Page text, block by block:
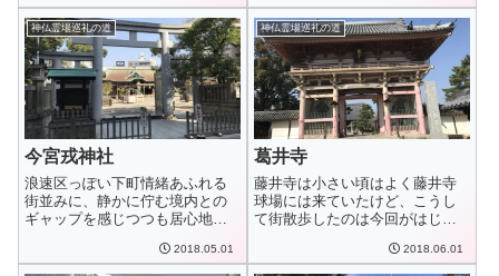
神仏霊場巡礼の道
今宮戎神社
浪速区っぽい下町情緒あふれる
街並みに、静かに佇む境内との
ギャップを感じつつも居心地が
2018.05.01
神仏霊場巡礼の道
葛井寺
藤井寺は小さい頃はよく藤井寺
球場には来ていたけど、こうし
て街散歩したのは今回がはじめ
2018.06.01